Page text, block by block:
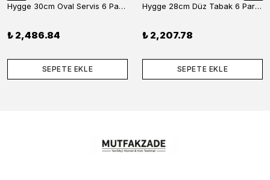
Hygge 30cm Oval Servis 6 Parça
₺ 2,486.84
SEPETE EKLE
Hygge 28cm Düz Tabak 6 Parça
₺ 2,207.78
SEPETE EKLE